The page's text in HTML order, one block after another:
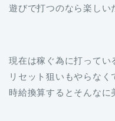
遊びで打つのなら楽しい
現在は稼ぐ為に打ってい
リセット狙いもやらなく
時給換算するとそんなに